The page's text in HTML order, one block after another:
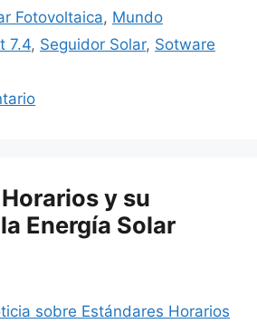
Fotovoltaica, Mundo
7.4, Seguidor Solar, Sotware
y su
Energía Solar